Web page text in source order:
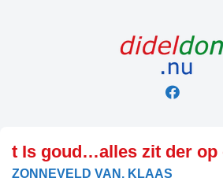
t Is goud…alles zit der op
ZONNEVELD VAN, KLAAS